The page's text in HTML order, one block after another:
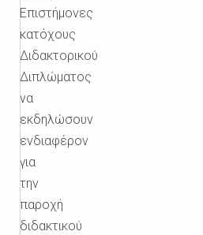
Επιστήμονες
κατόχους
Διδακτορικού
Διπλώματος
να
εκδηλώσουν
ενδιαφέρον
για
την
παροχή
διδακτικού